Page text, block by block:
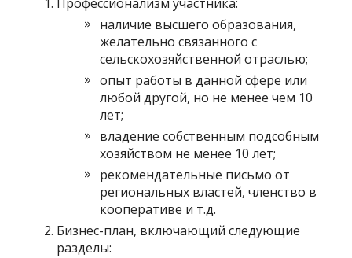
наличие высшего образования,
желательно связанного с
сельскохозяйственной отраслью;
опыт работы в данной сфере или
любой другой, но не менее чем 10
лет;
владение собственным подсобным
хозяйством не менее 10 лет;
рекомендательные письмо от
региональных властей, членство в
кооперативе и т.д.
Бизнес-план, включающий следующие
разделы: